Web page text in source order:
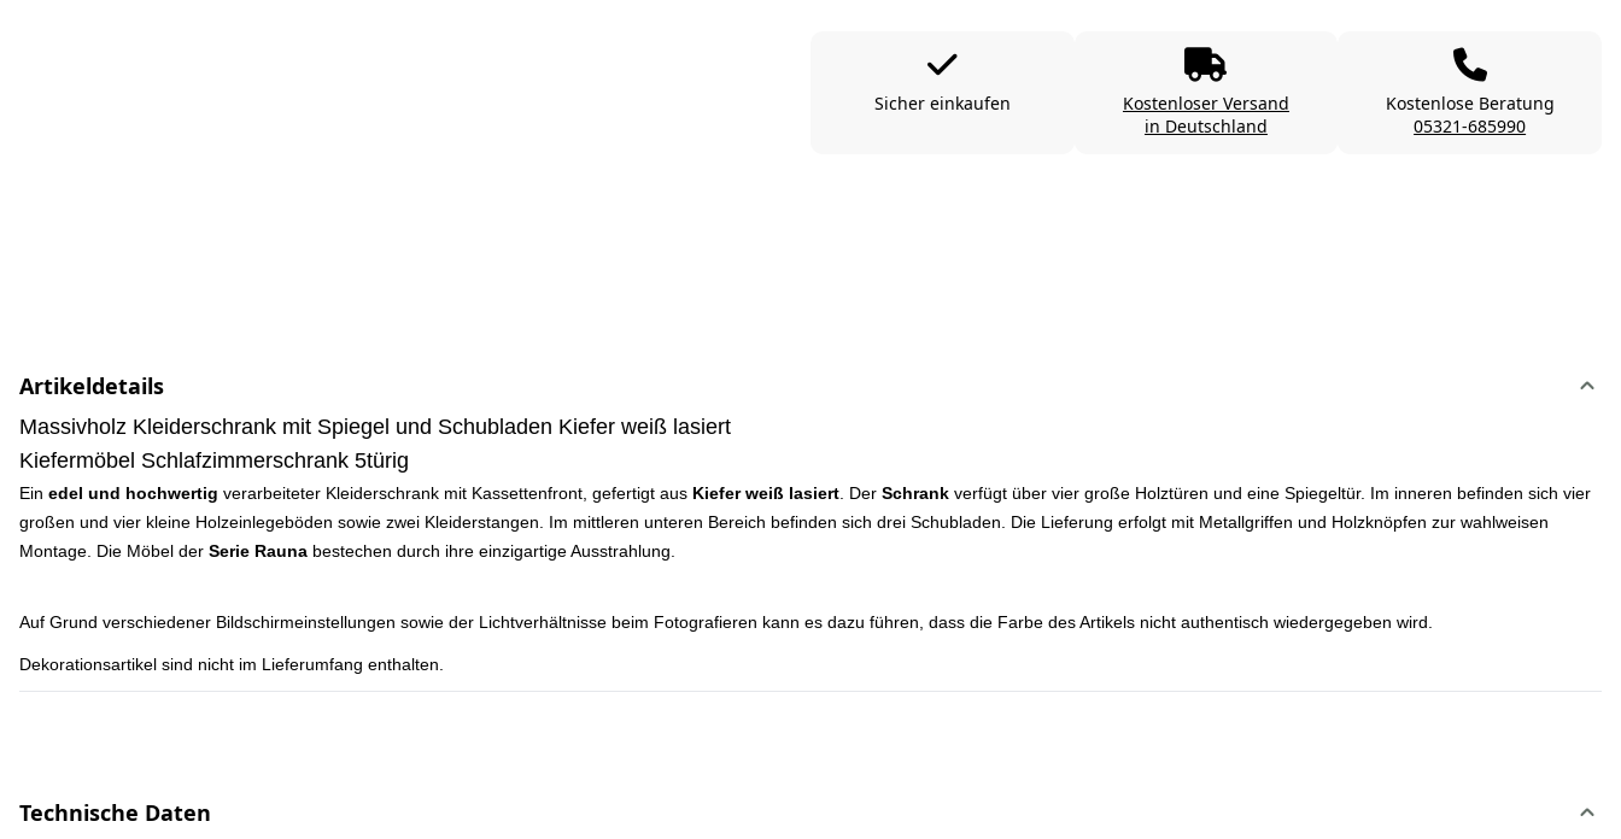
Sicher einkaufen
Kostenloser Versand
in Deutschland
Kostenlose Beratung
05321-685990
Artikeldetails
Massivholz Kleiderschrank mit Spiegel und Schubladen Kiefer weiß lasiert
Kiefermöbel Schlafzimmerschrank 5türig
Ein edel und hochwertig verarbeiteter Kleiderschrank mit Kassettenfront, gefertigt aus Kiefer weiß lasiert . Der Schrank verfügt über vier große Holztüren und eine Spiegeltür. Im inneren befinden sich vier
großen und vier kleine Holzeinlegeböden sowie zwei Kleiderstangen. Im mittleren unteren Bereich befinden sich drei Schubladen. Die Lieferung erfolgt mit Metallgriffen und Holzknöpfen zur wahlweisen
Montage. Die Möbel der Serie Rauna bestechen durch ihre einzigartige Ausstrahlung.
Auf Grund verschiedener Bildschirmeinstellungen sowie der Lichtverhältnisse beim Fotografieren kann es dazu führen, dass die Farbe des Artikels nicht authentisch wiedergegeben wird.
Dekorationsartikel sind nicht im Lieferumfang enthalten.
Technische Daten